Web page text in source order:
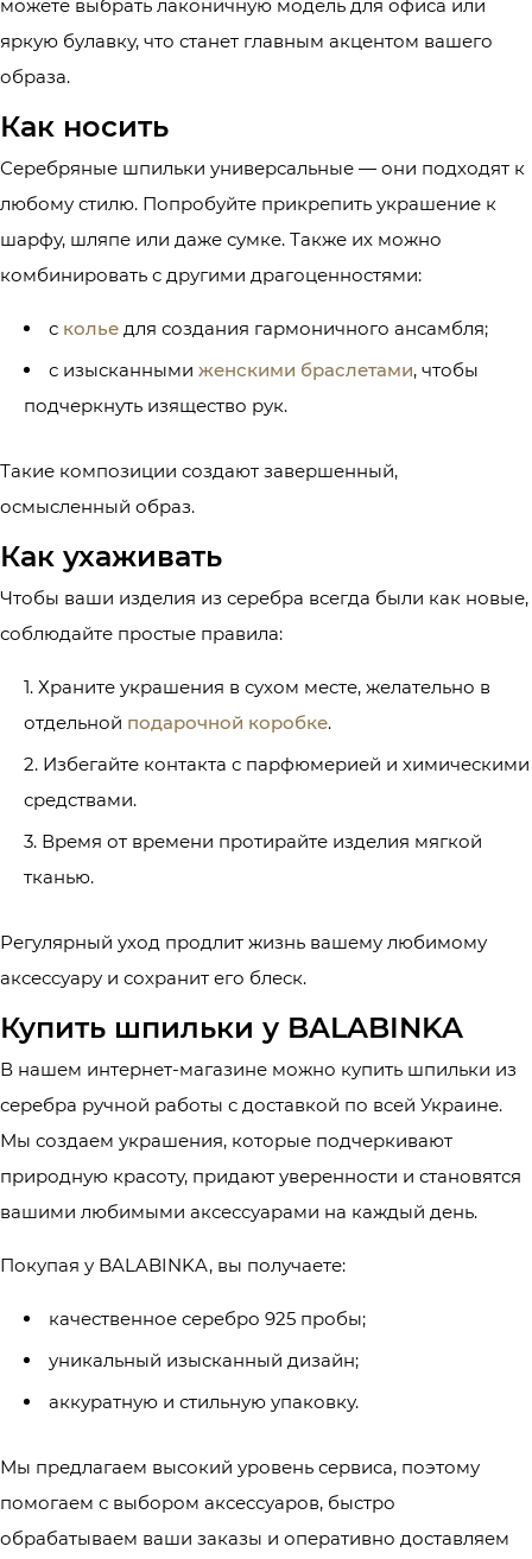
можете выбрать лаконичную модель для офиса или
яркую булавку, что станет главным акцентом вашего
образа.
Как носить
Серебряные шпильки универсальные — они подходят к
любому стилю. Попробуйте прикрепить украшение к
шарфу, шляпе или даже сумке. Также их можно
комбинировать с другими драгоценностями:
с колье для создания гармоничного ансамбля;
с изысканными женскими браслетами, чтобы
подчеркнуть изящество рук.
Такие композиции создают завершенный,
осмысленный образ.
Как ухаживать
Чтобы ваши изделия из серебра всегда были как новые,
соблюдайте простые правила:
Храните украшения в сухом месте, желательно в
отдельной подарочной коробке.
Избегайте контакта с парфюмерией и химическими
средствами.
Время от времени протирайте изделия мягкой
тканью.
Регулярный уход продлит жизнь вашему любимому
аксессуару и сохранит его блеск.
Купить шпильки у BALABINKA
В нашем интернет-магазине можно купить шпильки из
серебра ручной работы с доставкой по всей Украине.
Мы создаем украшения, которые подчеркивают
природную красоту, придают уверенности и становятся
вашими любимыми аксессуарами на каждый день.
Покупая у BALABINKA, вы получаете:
качественное серебро 925 пробы;
уникальный изысканный дизайн;
аккуратную и стильную упаковку.
Мы предлагаем высокий уровень сервиса, поэтому
помогаем с выбором аксессуаров, быстро
обрабатываем ваши заказы и оперативно доставляем